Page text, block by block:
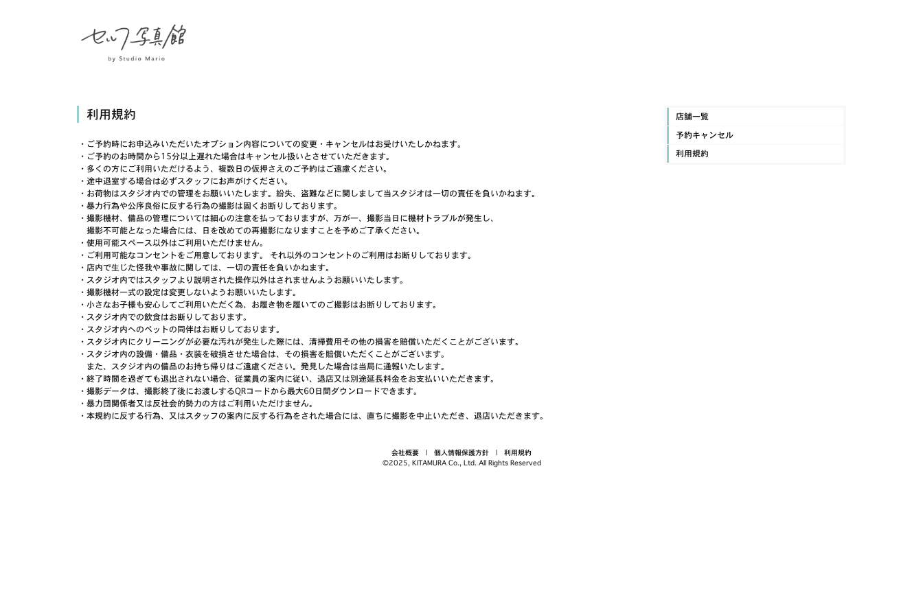
利用規約
・ご予約時にお申込みいただいたオプション内容についての変更・キャンセルはお受けいたしかねます。
・ご予約のお時間から15分以上遅れた場合はキャンセル扱いとさせていただきます。
・多くの方にご利用いただけるよう、複数日の仮押さえのご予約はご遠慮ください。
・途中退室する場合は必ずスタッフにお声がけください。
・お荷物はスタジオ内での管理をお願いいたします。紛失、盗難などに関しまして当スタジオは一切の責任を負いかねます。
・暴力行為や公序良俗に反する行為の撮影は固くお断りしております。
・撮影機材、備品の管理については細心の注意を払っておりますが、万が一、撮影当日に機材トラブルが発生し、
撮影不可能となった場合には、日を改めての再撮影になりますことを予めご了承ください。
・使用可能スペース以外はご利用いただけません。
・ご利用可能なコンセントをご用意しております。 それ以外のコンセントのご利用はお断りしております。
・店内で生じた怪我や事故に関しては、一切の責任を負いかねます。
・スタジオ内ではスタッフより説明された操作以外はされませんようお願いいたします。
・撮影機材一式の設定は変更しないようお願いいたします。
・小さなお子様も安心してご利用いただく為、お履き物を履いてのご撮影はお断りしております。
・スタジオ内での飲食はお断りしております。
・スタジオ内へのペットの同伴はお断りしております。
・スタジオ内にクリーニングが必要な汚れが発生した際には、清掃費用その他の損害を賠償いただくことがございます。
・スタジオ内の設備・備品・衣装を破損させた場合は、その損害を賠償いただくことがございます。
また、スタジオ内の備品のお持ち帰りはご遠慮ください。発見した場合は当局に通報いたします。
・終了時間を過ぎても退出されない場合、従業員の案内に従い、退店又は別途延長料金をお支払いいただきます。
・撮影データは、撮影終了後にお渡しするQRコードから最大60日間ダウンロードできます。
・暴力団関係者又は反社会的勢力の方はご利用いただけません。
・本規約に反する行為、又はスタッフの案内に反する行為をされた場合には、直ちに撮影を中止いただき、退店いただきます。
店舗一覧
予約キャンセル
利用規約
会社概要 | 個人情報保護方針 | 利用規約
©2025, KITAMURA Co., Ltd. All Rights Reserved